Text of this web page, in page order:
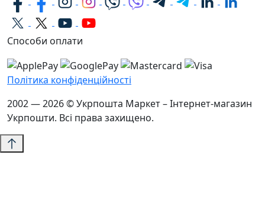
Способи оплати
Політика конфіденційності
2002 — 2026 © Укрпошта Маркет – Інтернет-магазин
Укрпошти. Всі права захищено.